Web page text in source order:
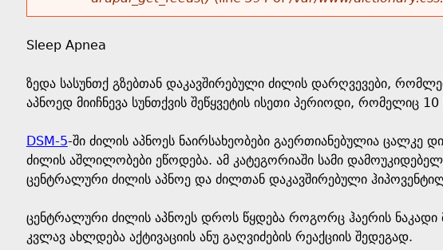
r
s
e
h
e
r
e
o
r
e
s
Sleep Apnea
ზედა სასუნთქ გზებთან დაკავშირებული ძილის დარღვევები,
აპნოედ მიიჩნევა სუნთქვის შეწყვეტის ისეთი პერიოდი, რომელიც
DSM-5-ში ძილის აპნოეს ნაირსახეობები გაერთიანებულია ცალკე
ძილის აშლილობები ეწოდება. ამ კატეგორიაში სამი
ცენტრალური ძილის აპნოე და ძილთან დაკავშირებული
ცენტრალური ძილის აპნოეს დროს წყდება როგორც ჰაერის
კვლავ ახლდება აქტივაციის ანუ გაღვიძების რეაქციის შედეგად.